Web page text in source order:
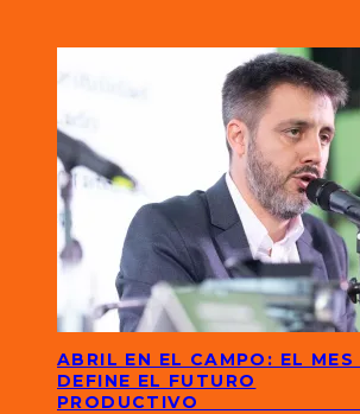
ABRIL EN EL CAMPO: EL MES
DEFINE EL FUTURO